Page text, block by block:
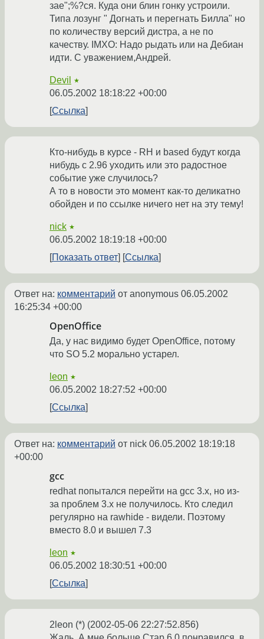
зае";%?ся. Куда они блин гонку устроили.
Типа лозунг " Догнать и перегнать Билла" но
по количеству версий дистра, а не по
качеству. IMXO: Надо рыдать или на Дебиан
идти. С уважением,Андрей.
Devil ★
06.05.2002 18:18:22 +00:00
Ссылка
Кто-нибудь в курсе - RH и based будут когда
нибудь с 2.96 уходить или это радостное
событие уже случилось?
А то в новости это момент как-то деликатно
обойден и по ссылке ничего нет на эту тему!
nick ★
06.05.2002 18:19:18 +00:00
Показать ответ
Ссылка
Ответ на: комментарий от anonymous 06.05.2002
16:25:34 +00:00
OpenOffice
Да, у нас видимо будет OpenOffice, потому
что SO 5.2 морально устарел.
leon ★
06.05.2002 18:27:52 +00:00
Ссылка
Ответ на: комментарий от nick 06.05.2002 18:19:18
+00:00
gcc
redhat попытался перейти на gcc 3.x, но из-
за проблем 3.x не получилось. Кто следил
регулярно на rawhide - видели. Поэтому
вместо 8.0 и вышел 7.3
leon ★
06.05.2002 18:30:51 +00:00
Ссылка
2leon (*) (2002-05-06 22:27:52.856)